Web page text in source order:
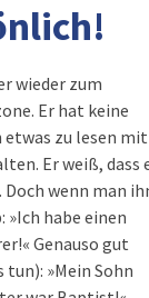
wieder zum
Er hat keine
zu lesen
Er weiß, dass
wenn man
habe einen
Genauso gut
tun): »Mein Sohn